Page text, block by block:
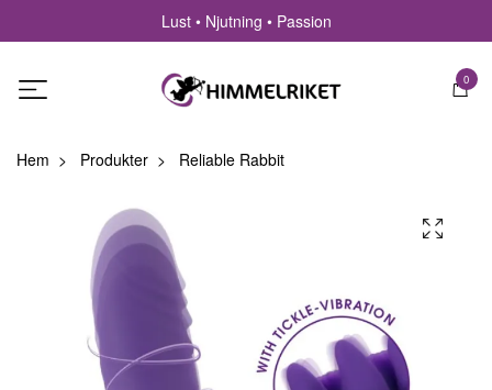
Lust • Njutning • Passion
0
Hem Produkter Reliable Rabbit